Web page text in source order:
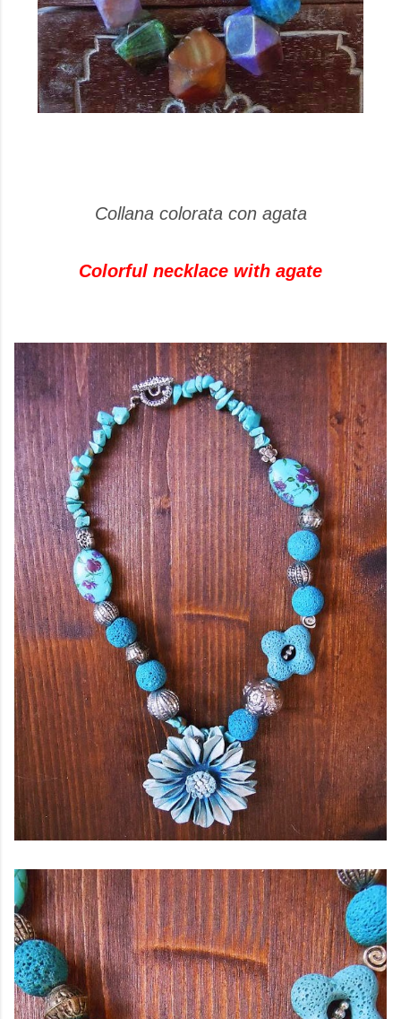
Collana colorata con agata
Colorful necklace with agate